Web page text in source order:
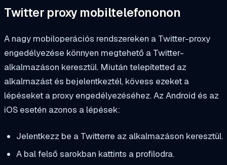
Twitter proxy mobiltelefononon
A nagy mobiloperációs rendszereken a Twitter-proxy
engedélyezése könnyen megtehető a Twitter-
alkalmazáson keresztül. Miután telepítetted az
alkalmazást és bejelentkeztél, kövess ezeket a
lépéseket a proxy engedélyezéséhez. Az Android és az
iOS esetén azonos a lépések:
Jelentkezz be a Twitterre az alkalmazáson keresztül.
A bal felső sarokban kattints a profilodra.